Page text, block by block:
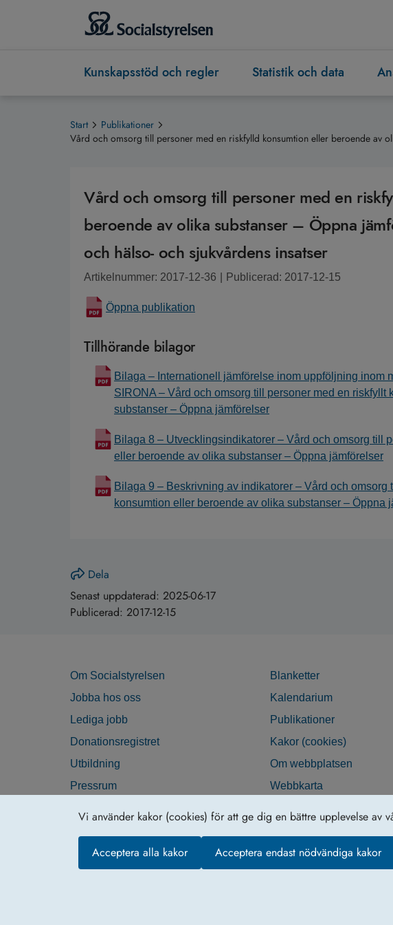
Vi använder kakor (cookies) för att ge dig en bättre upplevelse av
Acceptera alla kakor Acceptera endast nödvändiga kakor
Kunskapsstöd och regler Statistik och data
Start
Publikationer
Vård och omsorg till personer med en riskfylld konsumtion eller beroende av
Vård och omsorg till personer med en
beroende av olika substanser – Öppna
och hälso- och sjukvårdens insatser
Artikelnummer: 2017-12-36 Publicerad: 2017-12-15
Öppna publikation
Tillhörande bilagor
Bilaga – Internationell jämförelse inom uppföljning inom
SIRONA – Vård och omsorg till personer med en riskfyllt
substanser – Öppna jämförelser
Bilaga 8 – Utvecklingsindikatorer – Vård och omsorg till
eller beroende av olika substanser – Öppna jämförelser
Bilaga 9 – Beskrivning av indikatorer – Vård och omsorg
konsumtion eller beroende av olika substanser – Öppna
Dela
Senast uppdaterad: 2025-06-17
Publicerad: 2017-12-15
Om Socialstyrelsen
Jobba hos oss
Lediga jobb
Donationsregistret
Utbildning
Pressrum
Blanketter
Kalendarium
Publikationer
Kakor (cookies)
Om webbplatsen
Webbkarta